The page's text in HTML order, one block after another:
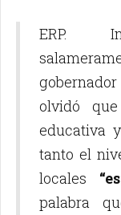
ERP.
olvidó
educativa
tanto el
locales
palabra